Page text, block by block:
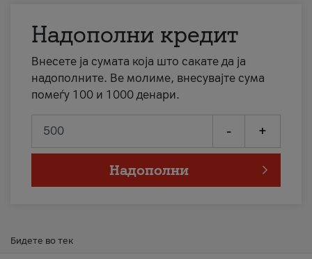
Надополни кредит
Внесете ја сумата која што сакате да ја
надополните. Ве молиме, внесувајте сума
помеѓу 100 и 1000 денари.
- +
Надополни
Бидете во тек